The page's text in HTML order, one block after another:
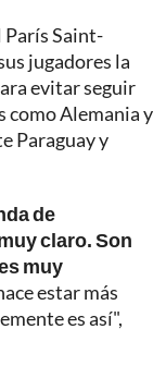
Saint-
jugadores la
evitar seguir
como Alemania y
Paraguay y
de
claro. Son
muy
estar más
es así",